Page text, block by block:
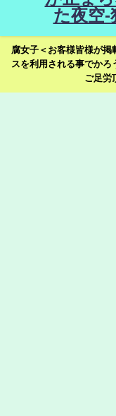
た夜空-
腐女子＜お客様皆様が掲
スを利用される事でか
ご足労